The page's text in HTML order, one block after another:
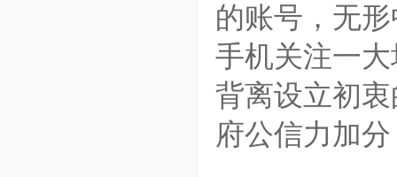
的账号，无
手机关注一
背离设立初
府公信力加